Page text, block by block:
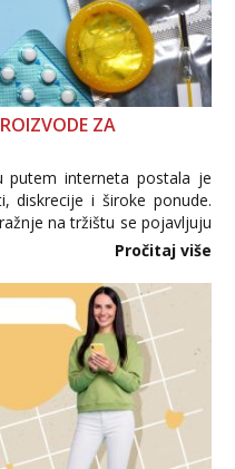
ZA
putem interneta postala je
diskrecije i široke ponude.
na tržištu se pojavljuju
nepouzdane internetske
Pročitaj više